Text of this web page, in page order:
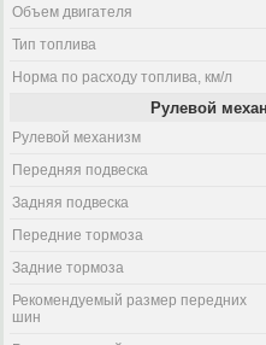
Объем двигателя
Тип топлива
Норма по расходу топлива, км/л
Рулевой
Рулевой механизм
Передняя подвеска
Задняя подвеска
Передние тормоза
Задние тормоза
Рекомендуемый размер передних
шин